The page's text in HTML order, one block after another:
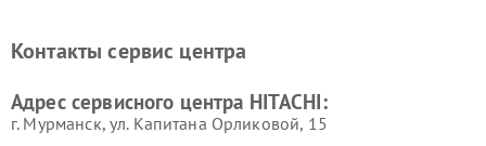
данных HITACHI
HITACHI
HITACHI
HITACHI
Контакты сервис центра
Адрес сервисного центра HITACHI:
г. Мурманск, ул. Капитана Орликовой, 15